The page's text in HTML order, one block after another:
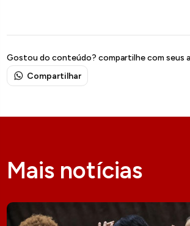
Gostou do conteúdo? compartilhe com seus
Compartilhar
Mais notícias